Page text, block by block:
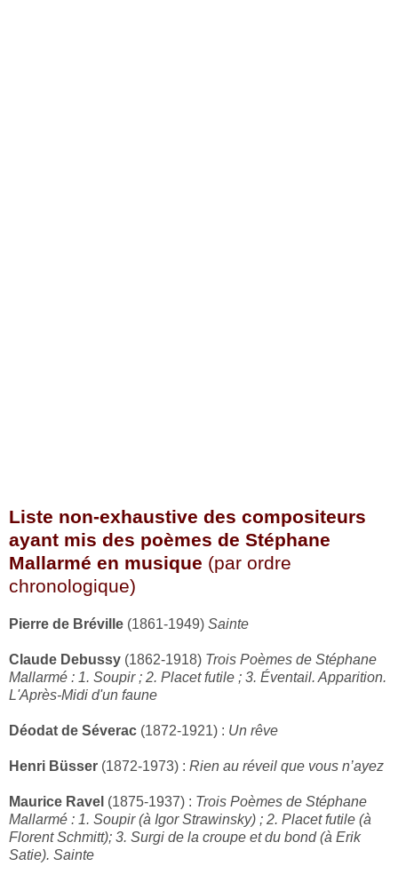
Liste non-exhaustive des compositeurs
ayant mis des poèmes de Stéphane
Mallarmé en musique (par ordre
chronologique)
Pierre de Bréville (1861-1949) Sainte
Claude Debussy (1862-1918) Trois Poèmes de Stéphane
Mallarmé : 1. Soupir ; 2. Placet futile ; 3. Éventail. Apparition.
L'Après-Midi d'un faune
Déodat de Séverac (1872-1921) : Un rêve
Henri Büsser (1872-1973) : Rien au réveil que vous n’ayez
Maurice Ravel (1875-1937) : Trois Poèmes de Stéphane
Mallarmé : 1. Soupir (à Igor Strawinsky) ; 2. Placet futile (à
Florent Schmitt); 3. Surgi de la croupe et du bond (à Erik
Satie). Sainte